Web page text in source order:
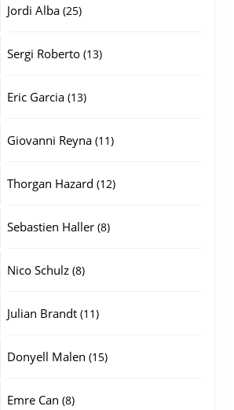
Jordi Alba 2525
Sergi Roberto 1313
Eric Garcia 1313
Giovanni Reyna 1111
Thorgan Hazard 1212
Sebastien Haller 88
Nico Schulz 88
Julian Brandt 1111
Donyell Malen 1515
Emre Can 88